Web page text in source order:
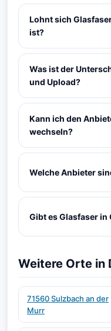
Lohnt sich
ist?
Was ist der
und Upload?
Kann ich den
wechseln?
Welche Anbieter
Gibt es Glasfaser in
Weitere Orte in
71560 Sulzbach an der
Murr